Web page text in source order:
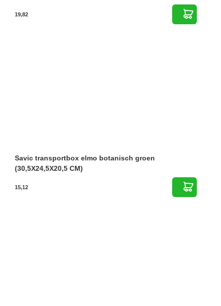
19,82
Savic transportbox elmo botanisch groen
(30,5X24,5X20,5 CM)
15,12